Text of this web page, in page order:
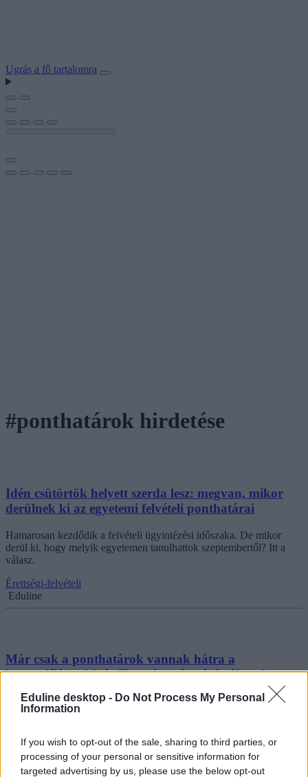
Eduline desktop - Do Not Process My Personal
Information
If you wish to opt-out of the sale, sharing to third parties, or
processing of your personal or sensitive information for
targeted advertising by us, please use the below opt-out
Ugrás a fő tartalomra
#ponthatárok hirdetése
Idén csütörtök helyett szerda lesz: megvan, mikor
derülnek ki az egyetemi felvételi ponthatárai
Hamarosan kezdődik a felvételi ügyintézési időszaka. De mikor
derül ki, hogy melyik egyetemen tanulhattok szeptembertől? Itt a
válasz.
Érettségi-felvételi
Eduline
Már csak a ponthatárok vannak hátra a
keresztféléves felvételiben, január végén jönnek az
eredmények
Tegnap véget ért az ügyintézési időszak, hamarosan kiderülnek a
Érettségi-felvételi
Eduline